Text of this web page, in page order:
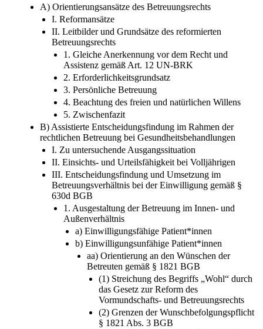
A) Orientierungsansätze des Betreuungsrechts
I. Reformansätze
II. Leitbilder und Grundsätze des reformierten
Betreuungsrechts
1. Gleiche Anerkennung vor dem Recht und
Assistenz gemäß Art. 12 UN-BRK
2. Erforderlichkeitsgrundsatz
3. Persönliche Betreuung
4. Beachtung des freien und natürlichen Willens
5. Zwischenfazit
B) Assistierte Entscheidungsfindung im Rahmen der
rechtlichen Betreuung bei Gesundheitsbehandlungen
I. Zu untersuchende Ausgangssituation
II. Einsichts- und Urteilsfähigkeit bei Volljährigen
III. Entscheidungsfindung und Umsetzung im
Betreuungsverhältnis bei der Einwilligung gemäß §
630d BGB
1. Ausgestaltung der Betreuung im Innen- und
Außenverhältnis
a) Einwilligungsfähige Patient*innen
b) Einwilligungsunfähige Patient*innen
aa) Orientierung an den Wünschen der
Betreuten gemäß § 1821 BGB
(1) Streichung des Begriffs „Wohl“ durch
das Gesetz zur Reform des
Vormundschafts- und Betreuungsrechts
(2) Grenzen der Wunschbefolgungspflicht
§ 1821 Abs. 3 BGB